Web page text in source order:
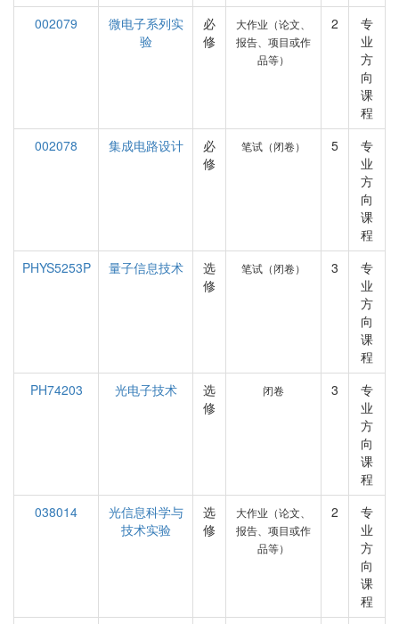
002079
微电子系列实
验
必
修
大作业（论文、
报告、项目或作
品等）
2
专
业
方
向
课
程
002078
集成电路设计
必
修
笔试（闭卷） 5
专
业
方
向
课
程
PHYS5253P
量子信息技术
选
修
笔试（闭卷） 3
专
业
方
向
课
程
PH74203
光电子技术
选
修
闭卷 3
专
业
方
向
课
程
038014
光信息科学与
技术实验
选
修
大作业（论文、
报告、项目或作
品等）
2
专
业
方
向
课
程